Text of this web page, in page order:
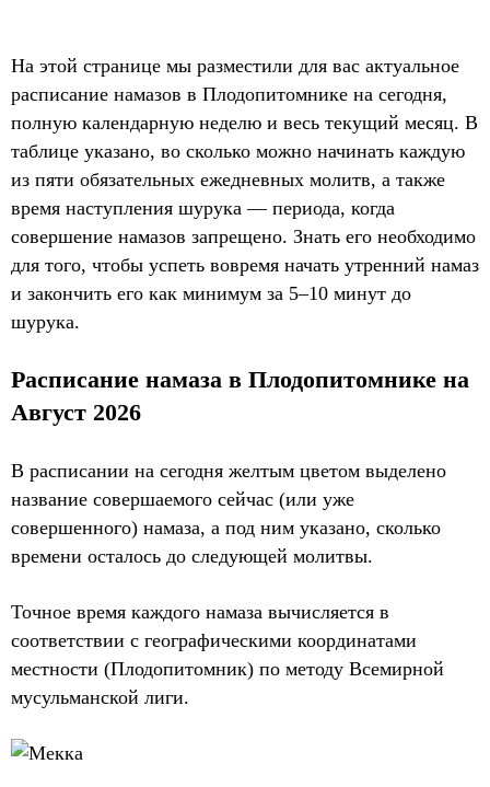
На этой странице мы разместили для вас актуальное
расписание намазов в Плодопитомнике на сегодня,
полную календарную неделю и весь текущий месяц. В
таблице указано, во сколько можно начинать каждую
из пяти обязательных ежедневных молитв, а также
время наступления шурука — периода, когда
совершение намазов запрещено. Знать его необходимо
для того, чтобы успеть вовремя начать утренний намаз
и закончить его как минимум за 5–10 минут до
шурука.
Расписание намаза в Плодопитомнике на
Август 2026
В расписании на сегодня желтым цветом выделено
название совершаемого сейчас (или уже
совершенного) намаза, а под ним указано, сколько
времени осталось до следующей молитвы.
Точное время каждого намаза вычисляется в
соответствии с географическими координатами
местности (Плодопитомник) по методу Всемирной
мусульманской лиги.